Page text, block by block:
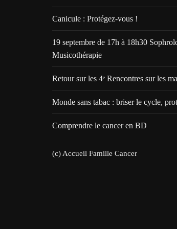
Canicule : Protégez-vous !
19 septembre de 17h à 18h30
Musicothérapie
Retour sur les 4ᵉ Rencontres sur les
Monde sans tabac : briser le cycle,
Comprendre le cancer en BD
(c) Accueil Famille Cancer